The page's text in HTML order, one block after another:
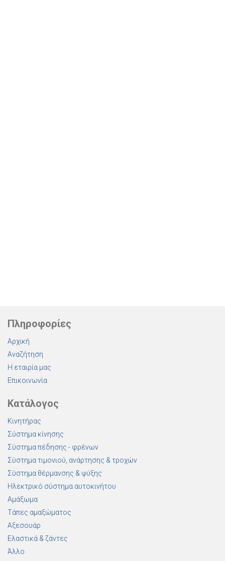
Πληροφορίες
Αρχική
Αναζήτηση
Η εταιρία μας
Επικοινωνία
Κατάλογος
Κινητήρας
Σύστημα κίνησης
Σύστημα πέδησης - φρένων
Σύστημα τιμονιού, ανάρτησης & τροχών
Σύστημα θέρμανσης & ψύξης
Ηλεκτρικό σύστημα αυτοκινήτου
Αμάξωμα
Τάπες αμαξώματος
Αξεσουάρ
Ελαστικά & ζάντες
Άλλο